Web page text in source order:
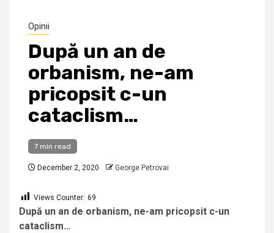
Opinii
După un an de
orbanism, ne-am
pricopsit c-un
cataclism…
7 min read
December 2, 2020 George Petrovai
Views Counter: 69
După un an de orbanism, ne-am pricopsit c-un
cataclism…